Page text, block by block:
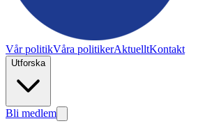
Vår politikVåra politikerAktuelltKontakt
Utforska
Bli medlem